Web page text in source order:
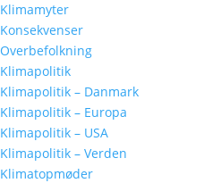
Klimamyter
Konsekvenser
Overbefolkning
Klimapolitik
Klimapolitik – Danmark
Klimapolitik – Europa
Klimapolitik – USA
Klimapolitik – Verden
Klimatopmøder